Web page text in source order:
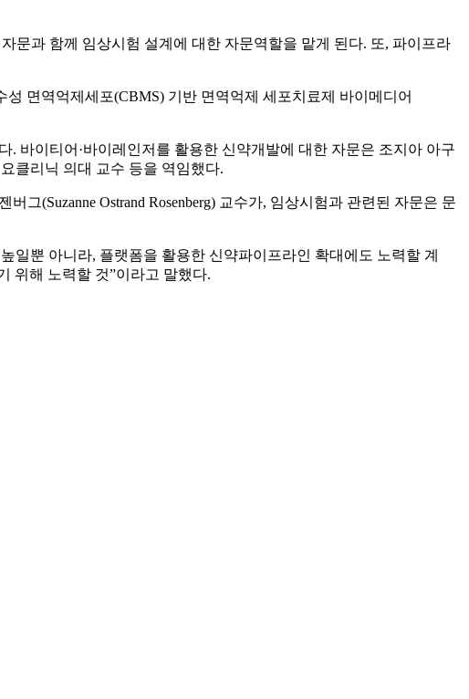
문과 함께 임상시험 설계에 대한 자문역할을 맡게 된다. 또, 파이프라
면역억제세포(CBMS) 기반 면역억제 세포치료제 바이메디어
. 바이티어·바이레인저를 활용한 신약개발에 대한 자문은 조지아 아구
클리닉 의대 교수 등을 역임했다.
(Suzanne Ostrand Rosenberg) 교수가, 임상시험과 관련된 자문은 문
일뿐 아니라, 플랫폼을 활용한 신약파이프라인 확대에도 노력할 계
위해 노력할 것”이라고 말했다.